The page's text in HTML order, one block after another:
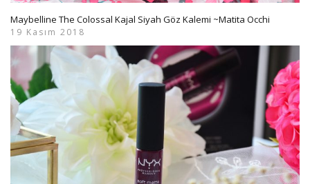
Maybelline The Colossal Kajal Siyah Göz Kalemi ~Matita Occhi
19 Kasım 2018